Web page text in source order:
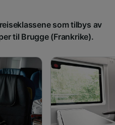
som tilbys av
til Brugge (Frankrike).